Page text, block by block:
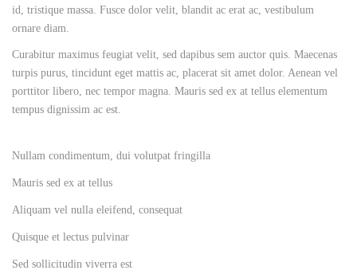
id, tristique massa. Fusce dolor velit, blandit ac erat ac, vestibulum
ornare diam.
Curabitur maximus feugiat velit, sed dapibus sem auctor quis. Maecenas
turpis purus, tincidunt eget mattis ac, placerat sit amet dolor. Aenean vel
porttitor libero, nec tempor magna. Mauris sed ex at tellus elementum
tempus dignissim ac est.
Nullam condimentum, dui volutpat fringilla
Mauris sed ex at tellus
Aliquam vel nulla eleifend, consequat
Quisque et lectus pulvinar
Sed sollicitudin viverra est